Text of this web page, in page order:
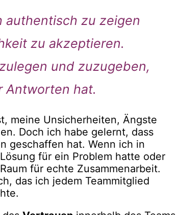
zu zeigen
zu akzeptieren.
und zuzugeben,
Antworten hat.
meine Unsicherheiten, Ängste
Doch ich habe gelernt, dass
geschaffen hat. Wenn ich in
für ein Problem hatte oder
für echte Zusammenarbeit.
das ich jedem Teammitglied